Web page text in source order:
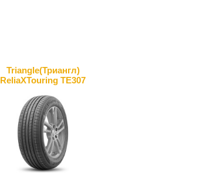
Triangle(Триангл)
ReliaXTouring TE307